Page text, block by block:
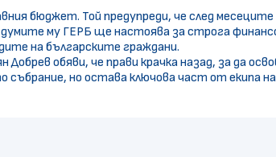
бюджет. Той предупреди, че след месеците
му ГЕРБ ще настоява за строга
на българските граждани.
обяви, че прави крачка назад, за да
но остава ключова част от екипа